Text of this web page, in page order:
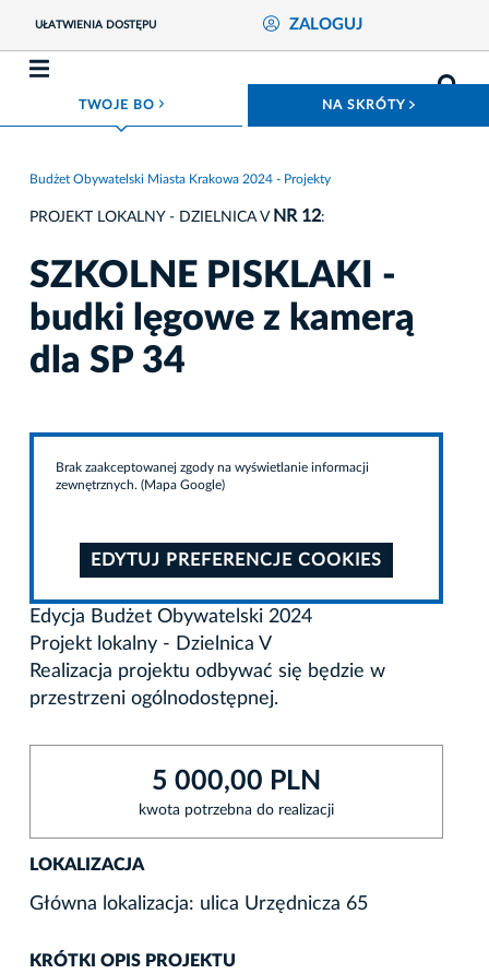
UŁATWIENIA DOSTĘPU ZALOGUJ
TWOJE BO ROZWIŃ MENU NA SKRÓTY
Budżet Obywatelski Miasta Krakowa 2024 - Projekty
PROJEKT LOKALNY - DZIELNICA V NR 12:
SZKOLNE PISKLAKI -
budki lęgowe z kamerą
dla SP 34
Brak zaakceptowanej zgody na wyświetlanie informacji
zewnętrznych. (Mapa Google)
EDYTUJ PREFERENCJE COOKIES
Edycja Budżet Obywatelski 2024
Projekt lokalny - Dzielnica V
Realizacja projektu odbywać się będzie w
przestrzeni ogólnodostępnej.
5 000,00 PLN
kwota potrzebna do realizacji
LOKALIZACJA
Główna lokalizacja: ulica Urzędnicza 65
KRÓTKI OPIS PROJEKTU